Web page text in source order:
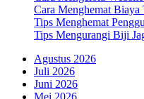
Cara Menghemat Biaya
Tips Menghemat
Tips Mengurangi Biji
Agustus 2026
Juli 2026
Juni 2026
Mei 2026